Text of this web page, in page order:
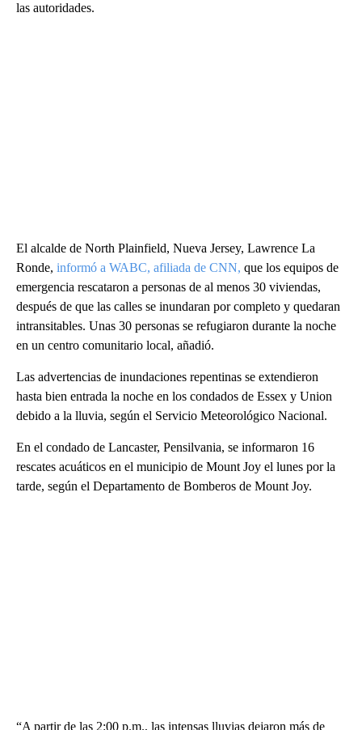
las autoridades.
El alcalde de North Plainfield, Nueva Jersey, Lawrence La
Ronde, informó a WABC, afiliada de CNN, que los equipos de
emergencia rescataron a personas de al menos 30 viviendas,
después de que las calles se inundaran por completo y quedaran
intransitables. Unas 30 personas se refugiaron durante la noche
en un centro comunitario local, añadió.
Las advertencias de inundaciones repentinas se extendieron
hasta bien entrada la noche en los condados de Essex y Union
debido a la lluvia, según el Servicio Meteorológico Nacional.
En el condado de Lancaster, Pensilvania, se informaron 16
rescates acuáticos en el municipio de Mount Joy el lunes por la
tarde, según el Departamento de Bomberos de Mount Joy.
“A partir de las 2:00 p.m., las intensas lluvias dejaron más de